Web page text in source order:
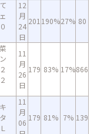
12
月
24
日
201 190%27% 80
11
月
26
日
179 83% 17%866
11
月
06
179 81% 7% 139